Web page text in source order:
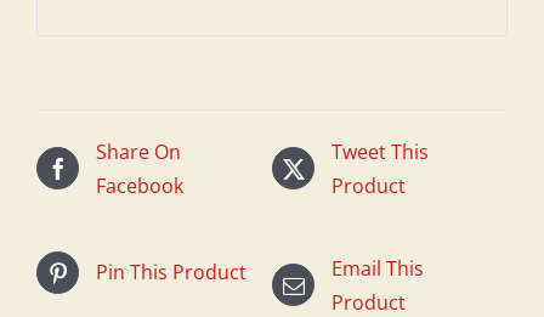
Share On
Facebook
Tweet This
Product
Pin This Product
Email This
Product